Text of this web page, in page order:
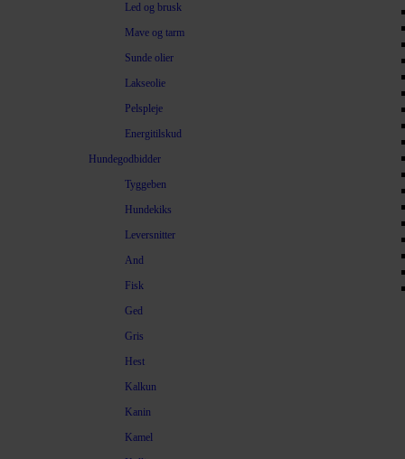
Led og brusk
Mave og tarm
Sunde olier
Lakseolie
Pelspleje
Energitilskud
Hundegodbidder
Tyggeben
Hundekiks
Leversnitter
And
Fisk
Ged
Gris
Hest
Kalkun
Kanin
Kamel